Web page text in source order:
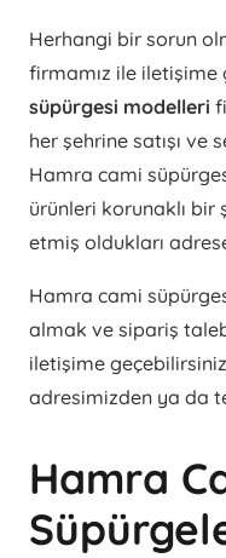
Herhangi bir sorun
firmamız ile iletişime
süpürgesi modelleri
her şehrine satışı ve
Hamra cami
ürünleri korunaklı
etmiş oldukları
Hamra cami
almak ve sipariş
iletişime
adresimizden ya da
Hamra